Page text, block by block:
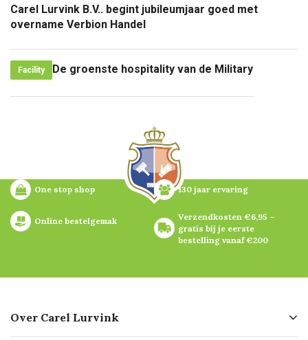
Carel Lurvink B.V.. begint jubileumjaar goed met
overname Verbion Handel
Facility De groenste hospitality van de Military
One stop shop 130 jaar ervaring
Online bestelgemak
Verzendkosten €6,95 –
gratis bij je eerste
bestelling vanaf €200
Over Carel Lurvink